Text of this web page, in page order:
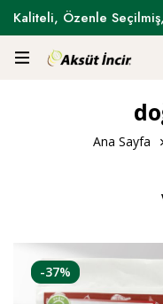
Kaliteli, Özenle
Tam Zamanı !
Ana Sayfa
-37%